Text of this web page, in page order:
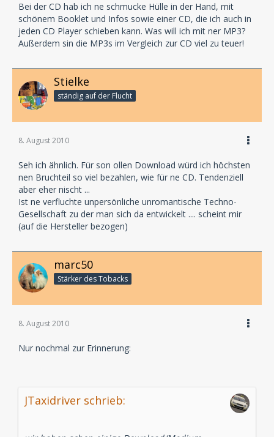
Bei der CD hab ich ne schmucke Hülle in der Hand, mit
schönem Booklet und Infos sowie einer CD, die ich auch in
jeden CD Player schieben kann. Was will ich mit ner MP3?
Außerdem sin die MP3s im Vergleich zur CD viel zu teuer!
Stielke
ständig auf der Flucht
8. August 2010
Seh ich ähnlich. Für son ollen Download würd ich höchsten
nen Bruchteil so viel bezahlen, wie für ne CD. Tendenziell
aber eher nischt ...
Ist ne verfluchte unpersönliche unromantische Techno-
Gesellschaft zu der man sich da entwickelt .... scheint mir
(auf die Hersteller bezogen)
marc50
Stärker des Tobacks
8. August 2010
Nur nochmal zur Erinnerung:
JTaxidriver schrieb: